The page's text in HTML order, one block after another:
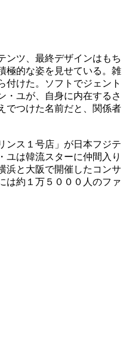
ンツ、最終デザインはもち
極的な姿を見せている。雑
付けた。ソフトでジェント
・ユが、自身に内在するさ
でつけた名前だと、関係者
ンス１号店」が日本フジテ
ユは韓流スターに仲間入り
浜と大阪で開催したコンサ
は約１万５０００人のファ